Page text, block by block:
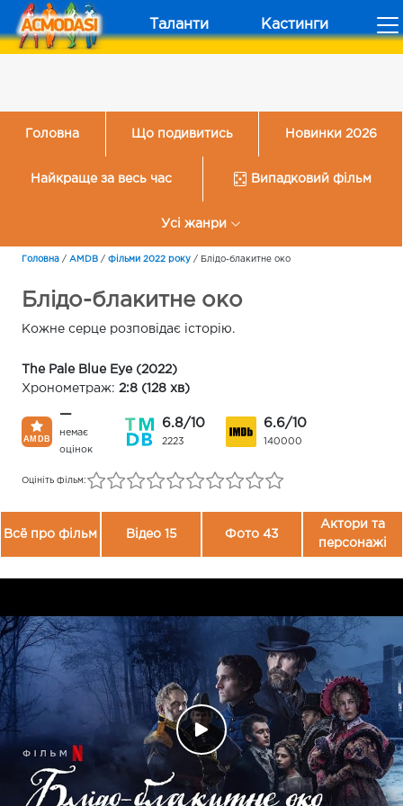
Таланти Кастинги
Головна Що подивитись Новинки 2026
Найкраще за весь час Випадковий фільм
Усі жанри
Головна / AMDB / Фільми 2022 року / Блідо-блакитне око
Блідо-блакитне око
Кожне серце розповідає історію.
The Pale Blue Eye (2022)
Хронометраж: 2:8 (128 хв)
—
немає
оцінок
6.8/10
2223
6.6/10
140000
Оцініть фільм:
Всё про фільм Відео 15 Фото 43
Актори та
персонажі